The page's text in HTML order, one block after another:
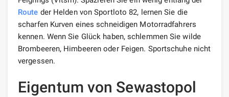
Route der Helden von Sportloto 82, lernen Sie die
scharfen Kurven eines schneidigen Motorradfahrers
kennen. Wenn Sie Glück haben, schlemmen Sie wilde
Brombeeren, Himbeeren oder Feigen. Sportschuhe nicht
vergessen.
Eigentum von Sewastopol